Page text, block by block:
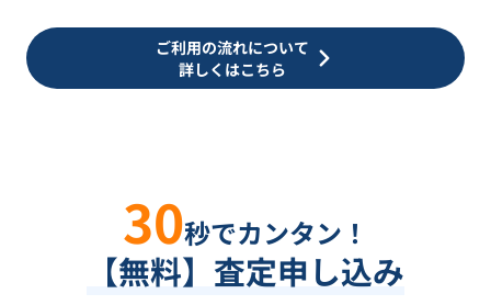
ご利用の流れについて
詳しくはこちら
30秒でカンタン！
【無料】査定申し込み